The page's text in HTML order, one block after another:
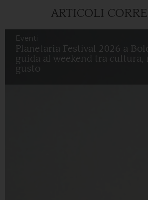
ARTICOLI
Eventi
Planetaria Festival 2026 a
guida al weekend tra cultura,
gusto